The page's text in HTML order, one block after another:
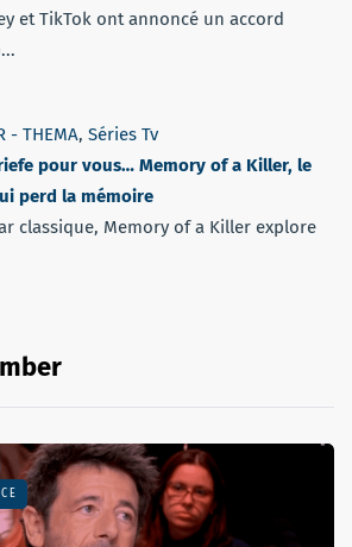
et TikTok ont annoncé un accord
- THEMA, Séries Tv
pour vous… Memory of a Killer, le
perd la mémoire
classique, Memory of a Killer explore